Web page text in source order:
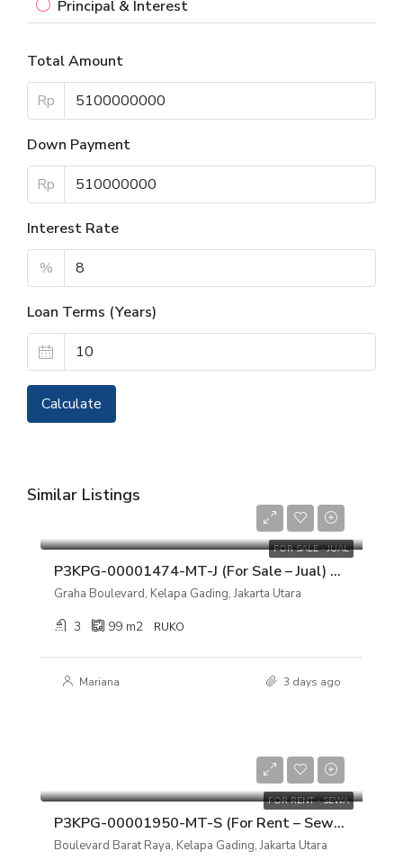
Principal & Interest
Total Amount
Rp
Down Payment
Rp
Interest Rate
%
Loan Terms (Years)
Calculate
Similar Listings
FOR SALE - JUAL
P3KPG-00001474-MT-J (For Sale – Jual) Ruko Graha Boulevard, Kelapa Gading, Jakarta Utara
Graha Boulevard, Kelapa Gading, Jakarta Utara
3 99 m2 RUKO
Mariana 3 days ago
FOR RENT - SEWA
P3KPG-00001950-MT-S (For Rent – Sewa) Ruko Boulevard Barat Raya, Kelapa Gading, Jakarta Utara
Boulevard Barat Raya, Kelapa Gading, Jakarta Utara